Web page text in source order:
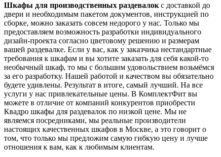
Шкафы для производственных раздевалок с доставкой до
двери и необходимым пакетом документов, инструкцией по
сборке, можно заказать совсем недорого у нас. Только мы
предоставляем возможность разработки индивидуального
дизайн-проекта согласно цветовому решению и размерам
вашей раздевалке. Если у вас, как у заказчика нестандартные
требования к шкафам и вы хотите заказать для себя какой-то
необычный шкаф, то мы с большим удовольствием возьмёмся
за его разработку. Нашей работой и качеством вы обязательно
будете удивлены. Результат в итоге, самый лучший. На все
услуги у нас привлекательные цены. В КомплектФит вы
можете в отличие от компаний конкурентов приобрести
Квадро шкафы для раздевалок по низкой цене. Мы не
являемся посредниками, мы реальные производители
настоящих качественных шкафов в Москве, а это говорит о
том, что только мы предложим самую гибкую цену и лучше
отношения к вам, как к любимым клиентам.